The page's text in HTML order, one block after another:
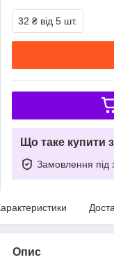
32 ₴ від 5 шт.
Що таке купити
Замовлення під
Опис